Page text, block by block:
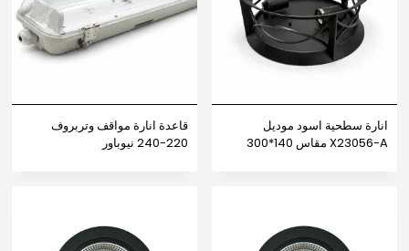
انارة سطحية اسود موديل
X23056-A مقاس 140*300
قاعدة انارة مواقف وتربروف
220-240 نيوباور